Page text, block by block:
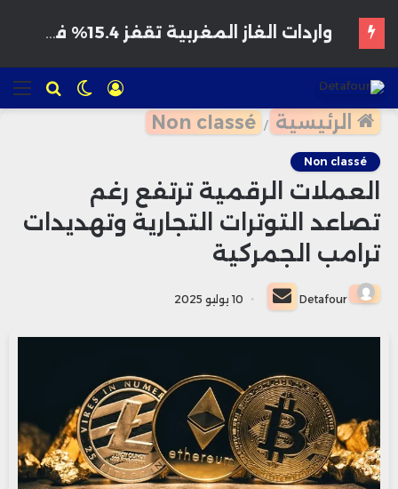
للبحث الوضع
المظلم
تسجيل
الدخول
الرئيسية /
Non classé
Non classé
العملات الرقمية ترتفع رغم
تصاعد التوترات التجارية وتهديدات
ترامب الجمركية
Detafour
أرسل
بريدا
إلكترونيا
10 يوليو 2025